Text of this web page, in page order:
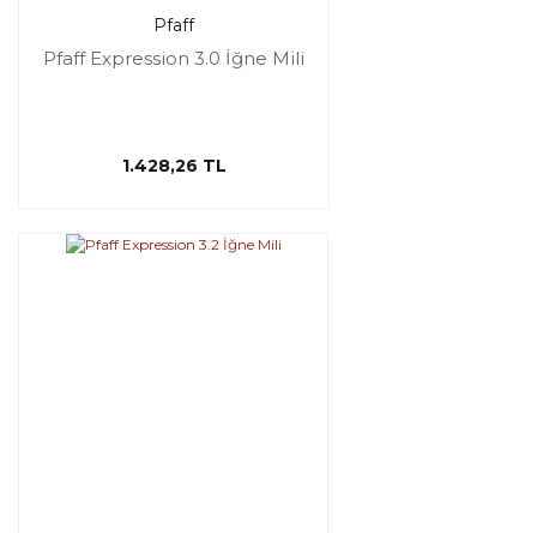
Pfaff
Pfaff Expression 3.0 İğne Mili
1.428,26 TL